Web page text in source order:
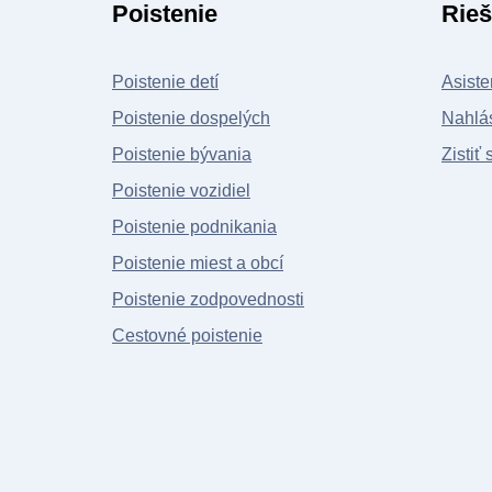
Poistenie
Poistenie detí
Poistenie dospelých
Poistenie bývania
Poistenie vozidiel
Poistenie podnikania
Poistenie miest a obcí
Poistenie zodpovednosti
Cestovné poistenie
Zistiť